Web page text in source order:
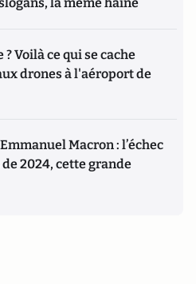
Voilà ce qui se cache
drones à l'aéroport de
Macron : l’échec
2024, cette grande